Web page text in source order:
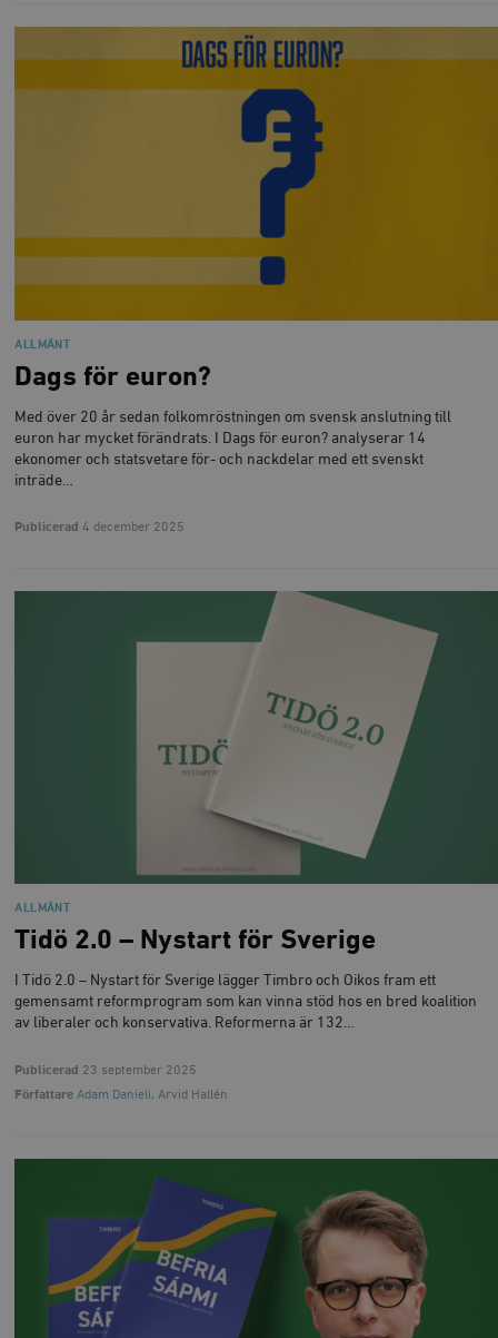
ALLMÄNT
Dags för euron?
Med över 20 år sedan folkomröstningen om svensk anslutning till
euron har mycket förändrats. I Dags för euron? analyserar 14
ekonomer och statsvetare för- och nackdelar med ett svenskt
inträde…
Publicerad 4 december 2025
ALLMÄNT
Tidö 2.0 – Nystart för Sverige
I Tidö 2.0 – Nystart för Sverige lägger Timbro och Oikos fram ett
gemensamt reformprogram som kan vinna stöd hos en bred koalition
av liberaler och konservativa. Reformerna är 132…
Publicerad 23 september 2025
Författare Adam Danieli, Arvid Hallén